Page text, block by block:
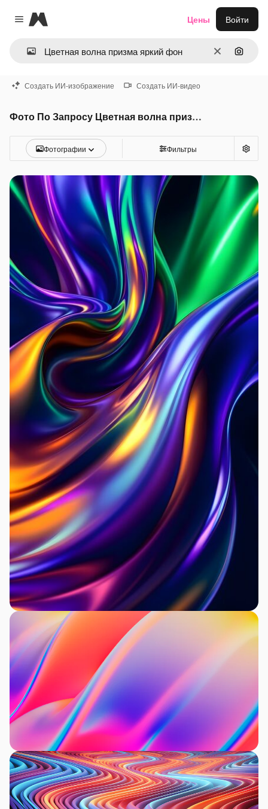
Close menu
Magnific
ОчиститьПоиск
Цены Войти
Создать ИИ-изображение Создать ИИ-видео
Фото По Запросу Цветная волна призма яркий фон
Фотографии Фильтры